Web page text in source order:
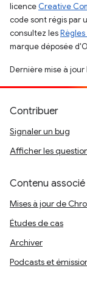
licence Creative
code sont régis par
consultez les
marque déposée
Dernière mise à jour
Contribuer
Signaler un bug
Afficher les
Contenu associé
Mises à jour de
Études de cas
Archiver
Podcasts et